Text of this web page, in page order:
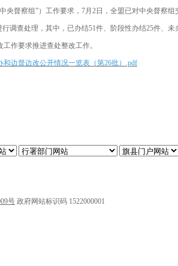
察组”）工作要求，7月2日，全盟已对中央督察组
查处理，其中，已办结51件、阶段性办结25件、未
作要求推进查处整改工作。
边督边改公开情况一览表（第26批）.pdf
号 政府网站标识码 1522000001